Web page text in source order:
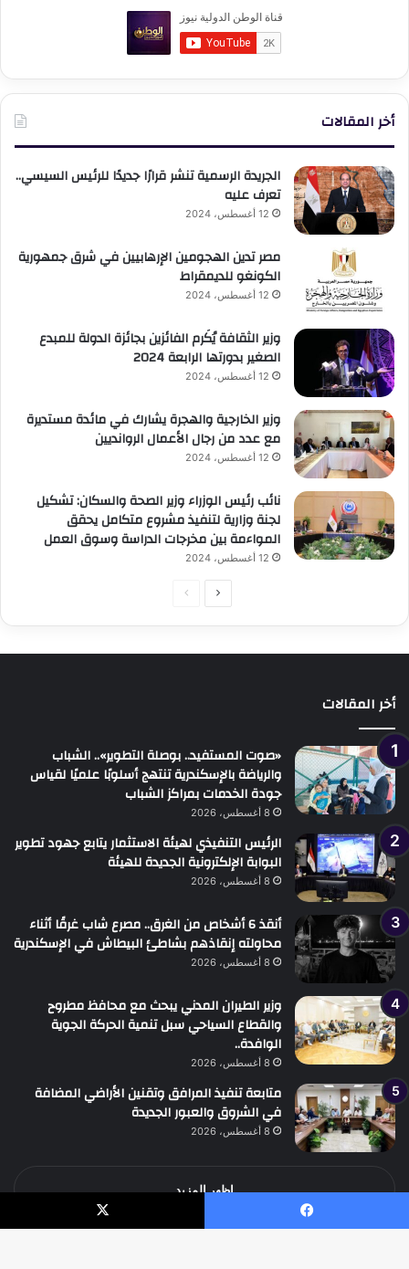
أخر المقالات
الجريدة الرسمية تنشر قرارًا جديدًا للرئيس السيسي..
تعرف عليه
12 أغسطس، 2024
مصر تدين الهجومين الإرهابيين في شرق جمهورية
الكونغو للديمقراط
12 أغسطس، 2024
وزير الثقافة يُكَرم الفائزين بجائزة الدولة للمبدع
الصغير بدورتها الرابعة 2024
12 أغسطس، 2024
وزير الخارجية والهجرة يشارك في مائدة مستديرة
مع عدد من رجال الأعمال الروانديين
12 أغسطس، 2024
نائب رئيس الوزراء وزير الصحة والسكان: تشكيل
لجنة وزارية لتنفيذ مشروع متكامل يحقق
المواءمة بين مخرجات الدراسة وسوق العمل
12 أغسطس، 2024
الصفحةالصفحة
أخر المقالات
«صوت المستفيد.. بوصلة التطوير».. الشباب
والرياضة بالإسكندرية تنتهج أسلوبًا علميًا لقياس
جودة الخدمات بمراكز الشباب
8 أغسطس، 2026
الرئيس التنفيذي لهيئة الاستثمار يتابع جهود تطوير
البوابة الإلكترونية الجديدة للهيئة
8 أغسطس، 2026
أنقذ 6 أشخاص من الغرق.. مصرع شاب غرقًا أثناء
محاولته إنقاذهم بشاطئ البيطاش في الإسكندرية
8 أغسطس، 2026
وزير الطيران المدني يبحث مع محافظ مطروح
والقطاع السياحي سبل تنمية الحركة الجوية
الوافدة..
8 أغسطس، 2026
متابعة تنفيذ المرافق وتقنين الأراضي المضافة
في الشروق والعبور الجديدة
8 أغسطس، 2026
اظهر المزيد
فيسبوك ‫X